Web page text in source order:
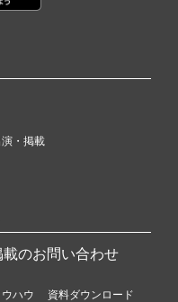
演・掲載
載のお問い合わせ
ハウ
資料ダウンロード